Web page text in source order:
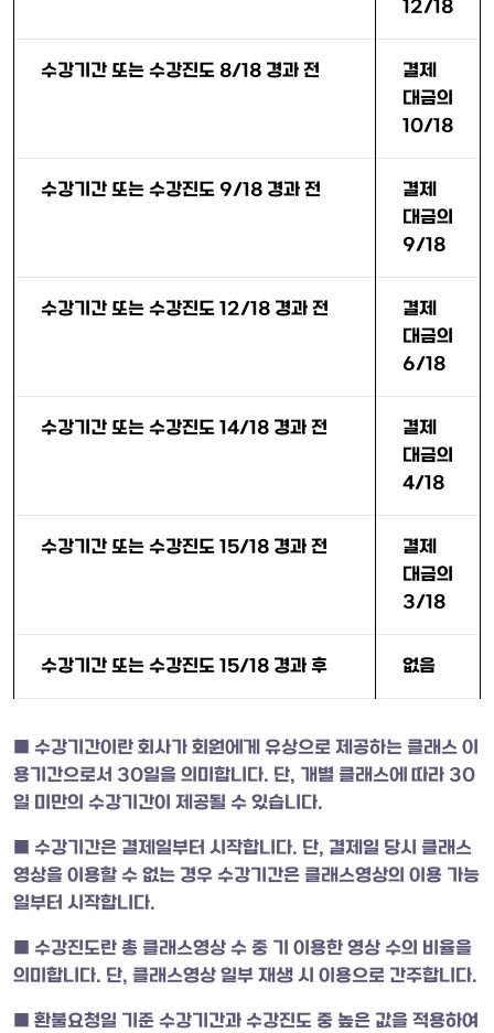
12/18
수강기간 또는 수강진도 8/18 경과 전
결제
대금의
10/18
수강기간 또는 수강진도 9/18 경과 전
결제
대금의
9/18
수강기간 또는 수강진도 12/18 경과 전
결제
대금의
6/18
수강기간 또는 수강진도 14/18 경과 전
결제
대금의
4/18
수강기간 또는 수강진도 15/18 경과 전
결제
대금의
3/18
수강기간 또는 수강진도 15/18 경과 후 없음
■ 수강기간이란 회사가 회원에게 유상으로 제공하는 클래스 이
용기간으로서 30일을 의미합니다. 단, 개별 클래스에 따라 30
일 미만의 수강기간이 제공될 수 있습니다.
■ 수강기간은 결제일부터 시작합니다. 단, 결제일 당시 클래스
영상을 이용할 수 없는 경우 수강기간은 클래스영상의 이용 가능
일부터 시작합니다.
■ 수강진도란 총 클래스영상 수 중 기 이용한 영상 수의 비율을
의미합니다. 단, 클래스영상 일부 재생 시 이용으로 간주합니다.
■ 환불요청일 기준 수강기간과 수강진도 중 높은 값을 적용하여